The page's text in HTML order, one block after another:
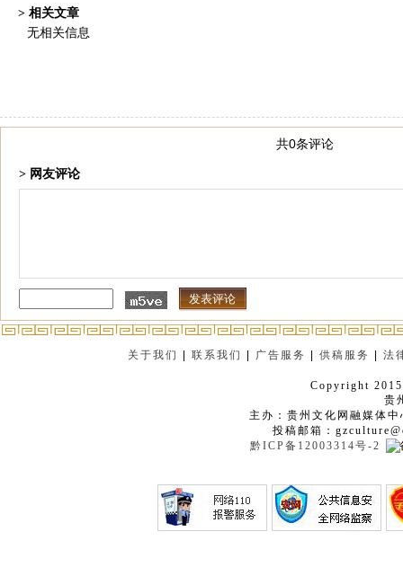
> 相关文章
无相关信息
共0条评论
> 网友评论
关于我们 |联系我们 广告服务 |供稿服务 |法
Copyright
贵
主办：贵州文化网融媒体
投稿邮箱：
黔ICP备12003314号-2